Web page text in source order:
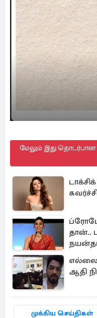
மேலும் இது தொடர்பான
தான்..
ஆதி
முக்கிய செய்திகள்